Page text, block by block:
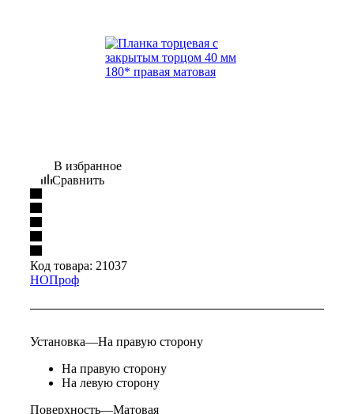
В избранное
Сравнить
Код товара: 21037
НОПроф
Установка—На правую сторону
На правую сторону
На левую сторону
Поверхность—Матовая